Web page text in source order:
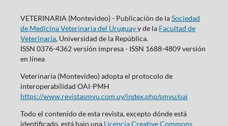
VETERINARIA (Montevideo) - Publicación de laSociedad
de Medicina Veterinaria del Uruguayy de la Facultad de
Veterinaria, Universidad de la República.
ISSN 0376-4362 versión impresa - ISSN 1688-4809 versión
en línea
Veterinaria (Montevideo) adopta el protocolo de
interoperabilidad OAI-PMH
https://www.revistasmvu.com.uy/index.php/smvu/oai
Todo el contenido de esta revista, excepto dónde está
identificado, está bajo una Licencia Creative Commons